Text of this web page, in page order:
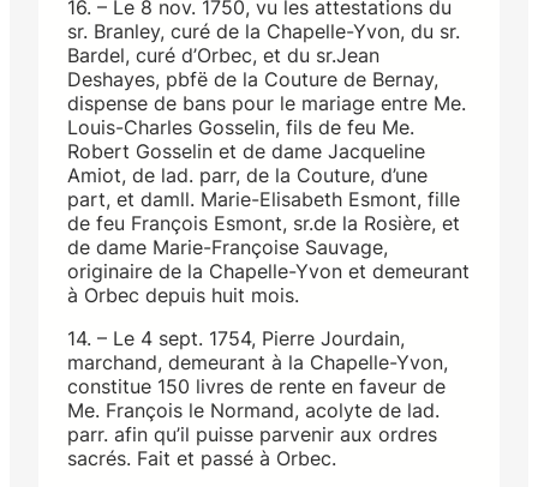
16. – Le 8 nov. 1750, vu les attestations du
sr. Branley, curé de la Chapelle-Yvon, du sr.
Bardel, curé d’Orbec, et du sr.Jean
Deshayes, pbfë de la Couture de Bernay,
dispense de bans pour le mariage entre Me.
Louis-Charles Gosselin, fils de feu Me.
Robert Gosselin et de dame Jacqueline
Amiot, de lad. parr, de la Couture, d’une
part, et damll. Marie-Elisabeth Esmont, fille
de feu François Esmont, sr.de la Rosière, et
de dame Marie-Françoise Sauvage,
originaire de la Chapelle-Yvon et demeurant
à Orbec depuis huit mois.
14. – Le 4 sept. 1754, Pierre Jourdain,
marchand, demeurant à la Chapelle-Yvon,
constitue 150 livres de rente en faveur de
Me. François le Normand, acolyte de lad.
parr. afin qu’il puisse parvenir aux ordres
sacrés. Fait et passé à Orbec.